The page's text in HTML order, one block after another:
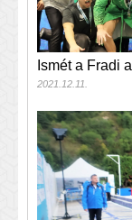
Ismét a Fradi
2021.12.11.